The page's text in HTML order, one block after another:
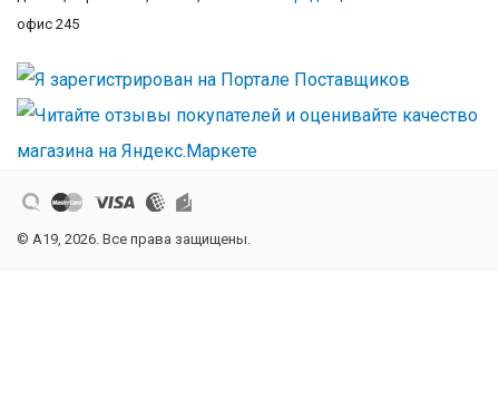
офис 245
© A19, 2026. Все права защищены.